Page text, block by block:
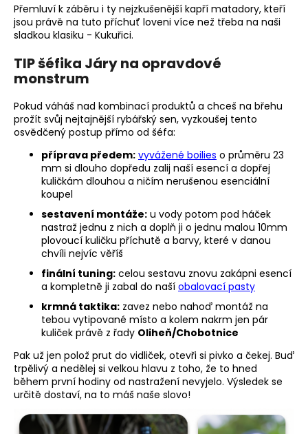
Přemluví k záběru i ty nejzkušenější kapří matadory, kteří
jsou právě na tuto příchuť loveni více než třeba na naši
sladkou klasiku - Kukuřici.
TIP šéfika Járy na opravdové
monstrum
Pokud váháš nad kombinací produktů a chceš na břehu
prožít svůj nejtajnější rybářský sen, vyzkoušej tento
osvědčený postup přímo od šéfa:
příprava předem: vyvážené boilies o průměru 23
mm si dlouho dopředu zalij naší esencí a dopřej
kuličkám dlouhou a ničím nerušenou esenciální
koupel
sestavení montáže: u vody potom pod háček
nastraž jednu z nich a doplň ji o jednu malou 10mm
plovoucí kuličku příchutě a barvy, které v danou
chvíli nejvíc věříš
finální tuning: celou sestavu znovu zakápni esencí
a kompletně ji zabal do naší obalovací pasty
krmná taktika: zavez nebo nahoď montáž na
tebou vytipované místo a kolem nakrm jen pár
kuliček právě z řady Oliheň/Chobotnice
Pak už jen polož prut do vidliček, otevři si pivko a čekej. Buď
trpělivý a nedělej si velkou hlavu z toho, že to hned
během první hodiny od nastražení nevyjelo. Výsledek se
určitě dostaví, na to máš naše slovo!